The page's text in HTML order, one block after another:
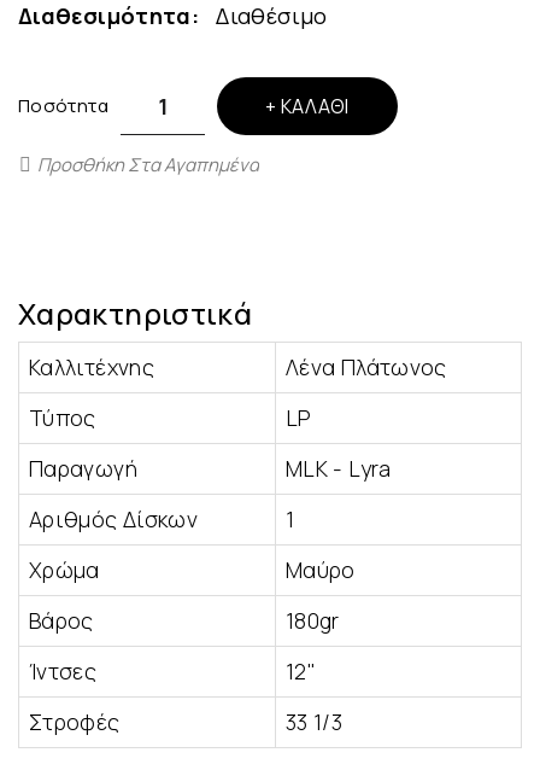
Διαθεσιμότητα:
Διαθέσιμο
Ποσότητα ΚΑΛΆΘΙ
Προσθήκη Στα Αγαπημένα
Χαρακτηριστικά
Καλλιτέχνης
Λένα Πλάτωνος
Τύπος
LP
Παραγωγή
MLK - Lyra
Αριθμός Δίσκων
1
Χρώμα
Μαύρο
Βάρος
180gr
Ίντσες
12"
Στροφές
33 1/3